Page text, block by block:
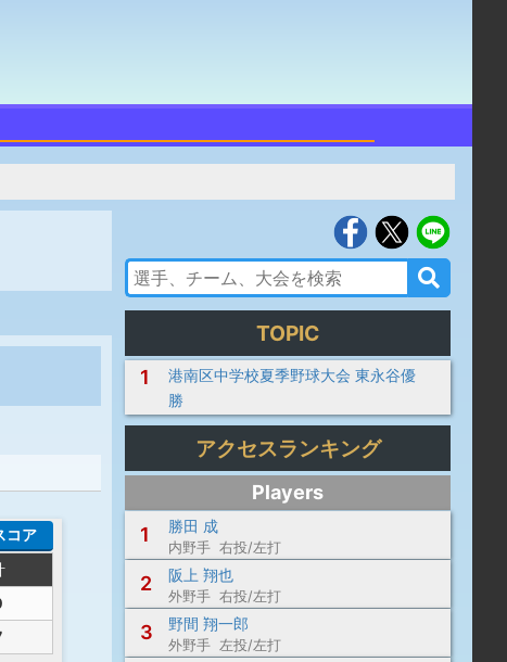
コア
TOPIC
1
港南区中学校夏季野球大会 東永谷優
勝
アクセスランキング
Players
1
勝田 成
内野手 右投/左打
2 阪上 翔也
外野手 右投/左打
3 野間 翔一郎
外野手 左投/左打